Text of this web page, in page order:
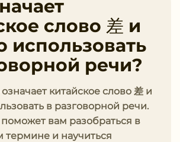
слово 差 и
использовать
речи?
китайское слово 差 и
в разговорной речи.
поможет вам разобраться в
термине и научиться